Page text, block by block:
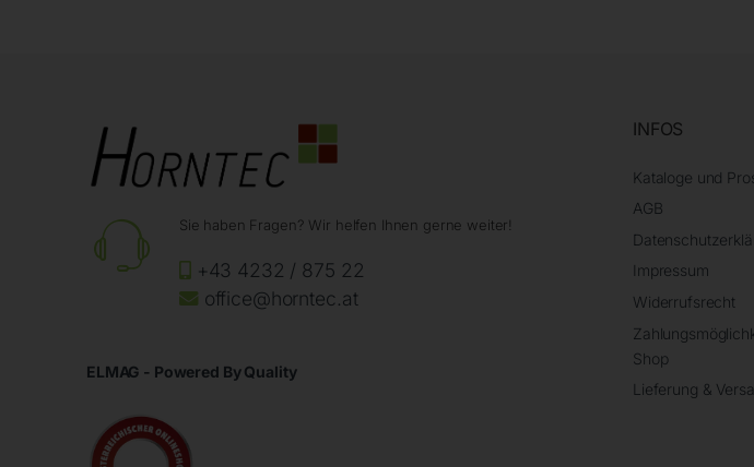
Sie haben Fragen? Wir helfen Ihnen gerne weiter!
+43 4232 / 875 22
office@horntec.at
ELMAG - Powered By Quality
INFOS
Kataloge und
AGB
Impressum
Widerrufsrecht
Shop
Lieferung &